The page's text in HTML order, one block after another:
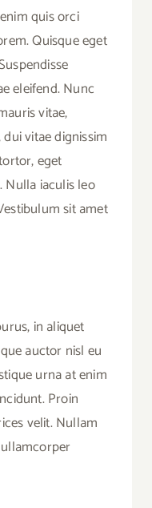
quis orci
Quisque eget
eleifend. Nunc
vitae,
vitae dignissim
eget
iaculis leo
sit amet
in aliquet
auctor nisl eu
urna at enim
Proin
velit. Nullam